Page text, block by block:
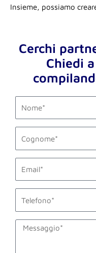
Insieme, possiamo
Cerchi
Chiedi
description